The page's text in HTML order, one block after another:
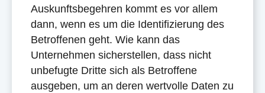
Auskunftsbegehren kommt es vor allem
dann, wenn es um die Identifizierung des
Betroffenen geht. Wie kann das
Unternehmen sicherstellen, dass nicht
unbefugte Dritte sich als Betroffene
ausgeben, um an deren wertvolle Daten zu